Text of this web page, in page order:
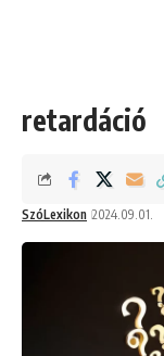
retardáció
SzóLexikon 2024.09.01.